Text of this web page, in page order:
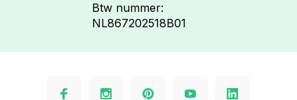
Btw nummer:
NL867202518B01